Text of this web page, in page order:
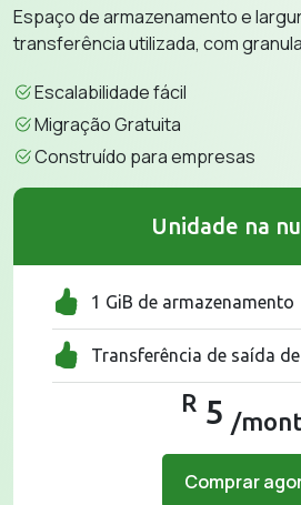
Espaço de armazenamento e
transferência utilizada, com
Escalabilidade fácil
Migração Gratuita
Construído para empresas
Unidade na
1 GiB de armazenamento
Transferência de saída de
R5 /
Comprar